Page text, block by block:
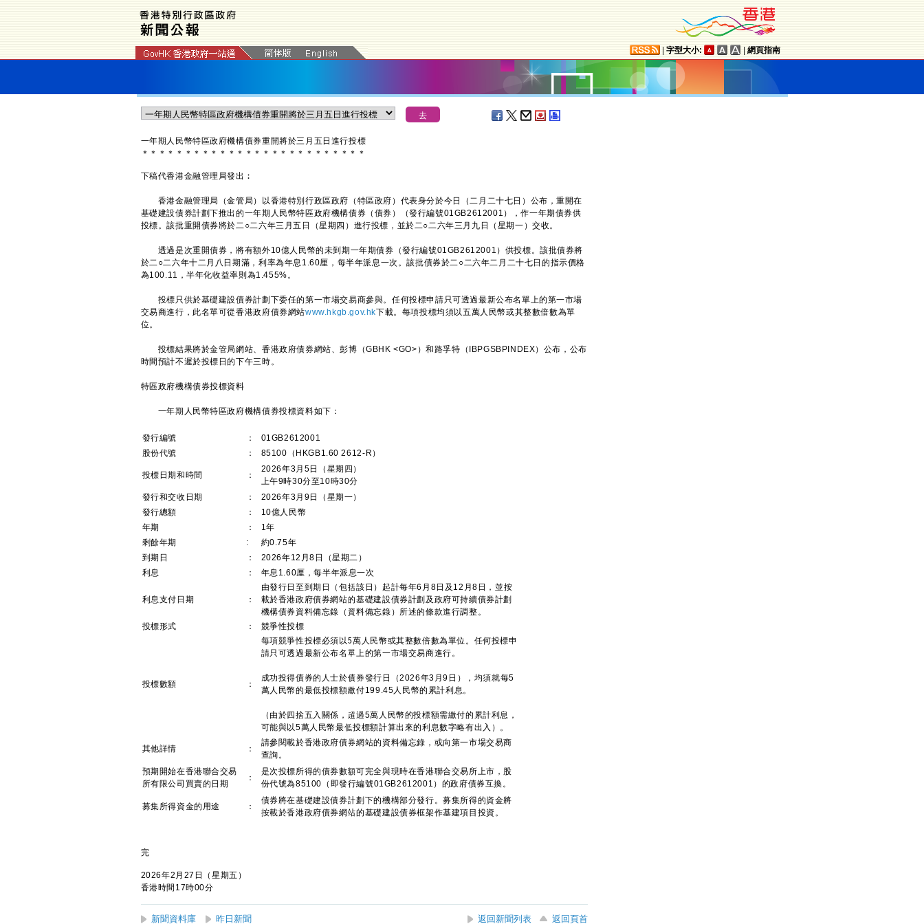
字型大小: 網頁指南
一年期人民幣特區政府機構債券重開將於三月五日進行投標
＊ ＊ ＊ ＊ ＊ ＊ ＊ ＊ ＊ ＊ ＊ ＊ ＊ ＊ ＊ ＊ ＊ ＊ ＊ ＊ ＊ ＊ ＊ ＊ ＊ ＊
下稿代香港金融管理局發出︰
香港金融管理局（金管局）以香港特別行政區政府（特區政府）代表身分於今日（二月二十七日）公布，重開在
基礎建設債券計劃下推出的一年期人民幣特區政府機構債券（債券）（發行編號01GB2612001），作一年期債券供
投標。該批重開債券將於二○二六年三月五日（星期四）進行投標，並於二○二六年三月九日（星期一）交收。
透過是次重開債券，將有額外10億人民幣的未到期一年期債券（發行編號01GB2612001）供投標。該批債券將
於二○二六年十二月八日期滿，利率為年息1.60厘，每半年派息一次。該批債券於二○二六年二月二十七日的指示價格
為100.11，半年化收益率則為1.455%。
投標只供於基礎建設債券計劃下委任的第一市場交易商參與。任何投標申請只可透過最新公布名單上的第一市場
交易商進行，此名單可從香港政府債券網站www.hkgb.gov.hk下載。每項投標均須以五萬人民幣或其整數倍數為單
位。
投標結果將於金管局網站、香港政府債券網站、彭博（GBHK <GO>）和路孚特（IBPGSBPINDEX）公布，公布
時間預計不遲於投標日的下午三時。
特區政府機構債券投標資料
一年期人民幣特區政府機構債券投標資料如下：
發行編號 ：
01GB2612001
股份代號
： 85100（HKGB1.60 2612-R）
投標日期和時間 ：
2026年3月5日（星期四）
上午9時30分至10時30分
發行和交收日期
：
2026年3月9日（星期一）
發行總額
：
10億人民幣
年期
：
1年
剩餘年期
:
約0.75年
到期日
：
2026年12月8日（星期二）
利息
： 年息1.60厘，每半年派息一次
利息支付日期 ：
由發行日至到期日（包括該日）起計每年6月8日及12月8日，並按
載於香港政府債券網站的基礎建設債券計劃及政府可持續債券計劃
機構債券資料備忘錄（資料備忘錄）所述的條款進行調整。
投標形式
： 競爭性投標
投標數額 ：
每項競爭性投標必須以5萬人民幣或其整數倍數為單位。任何投標申
請只可透過最新公布名單上的第一市場交易商進行。
成功投得債券的人士於債券發行日（2026年3月9日），均須就每5
萬人民幣的最低投標額繳付199.45人民幣的累計利息。
（由於四捨五入關係，超過5萬人民幣的投標額需繳付的累計利息，
可能與以5萬人民幣最低投標額計算出來的利息數字略有出入）。
其他詳情 ：
請參閱載於香港政府債券網站的資料備忘錄，或向第一市場交易商
查詢。
預期開始在香港聯合交易
所有限公司買賣的日期
：
是次投標所得的債券數額可完全與現時在香港聯合交易所上市，股
份代號為85100（即發行編號01GB2612001）的政府債券互換。
募集所得資金的用途 ：
債券將在基礎建設債券計劃下的機構部分發行。募集所得的資金將
按載於香港政府債券網站的基礎建設債券框架作基建項目投資。
完
2026年2月27日（星期五）
香港時間17時00分
新聞資料庫 昨日新聞 返回新聞列表 返回頁首